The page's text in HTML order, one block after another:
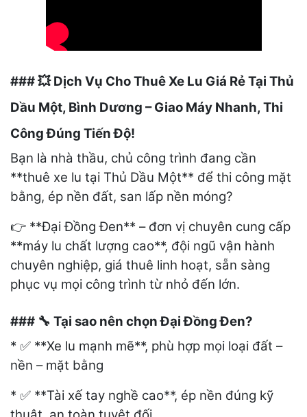
###💥Dịch Vụ Cho Thuê Xe Lu Giá Rẻ Tại Thủ
Dầu Một, Bình Dương – Giao Máy Nhanh, Thi
Công Đúng Tiến Độ!
Bạn là nhà thầu, chủ công trình đang cần
**thuê xe lu tại Thủ Dầu Một** để thi công mặt
bằng, ép nền đất, san lấp nền móng?
👉 **Đại Đồng Đen** – đơn vị chuyên cung cấp
**máy lu chất lượng cao**, đội ngũ vận hành
chuyên nghiệp, giá thuê linh hoạt, sẵn sàng
phục vụ mọi công trình từ nhỏ đến lớn.
### 🔧 Tại sao nên chọn Đại Đồng Đen?
* ✅ **Xe lu mạnh mẽ**, phù hợp mọi loại đất –
nền – mặt bằng
* ✅ **Tài xế tay nghề cao**, ép nền đúng kỹ